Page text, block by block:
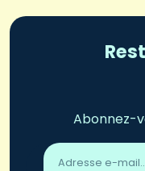
Abonnez-
Adresse
email